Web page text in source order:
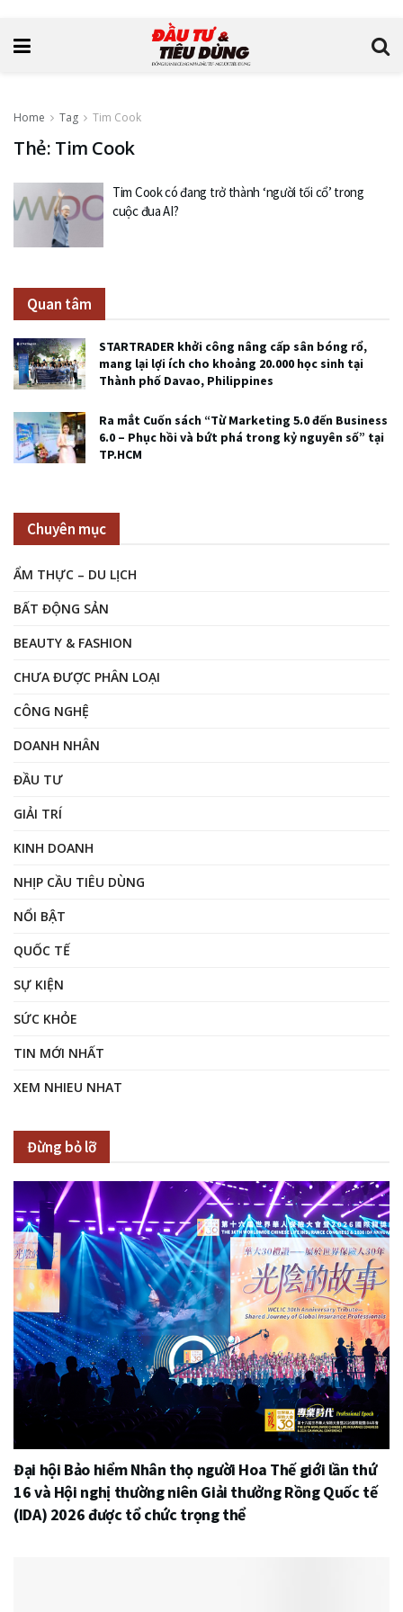
Home Tag Tim Cook
Thẻ: Tim Cook
Tim Cook có đang trở thành ‘người tối cổ’ trong
cuộc đua AI?
Quan tâm
STARTRADER khởi công nâng cấp sân bóng rổ,
mang lại lợi ích cho khoảng 20.000 học sinh tại
Thành phố Davao, Philippines
Ra mắt Cuốn sách “Từ Marketing 5.0 đến Business
6.0 – Phục hồi và bứt phá trong kỷ nguyên số” tại
TP.HCM
Chuyên mục
ẨM THỰC – DU LỊCH
BẤT ĐỘNG SẢN
BEAUTY & FASHION
CHƯA ĐƯỢC PHÂN LOẠI
CÔNG NGHỆ
DOANH NHÂN
ĐẦU TƯ
GIẢI TRÍ
KINH DOANH
NHỊP CẦU TIÊU DÙNG
NỔI BẬT
QUỐC TẾ
SỰ KIỆN
SỨC KHỎE
TIN MỚI NHẤT
XEM NHIEU NHAT
Đừng bỏ lỡ
Đại hội Bảo hiểm Nhân thọ người Hoa Thế giới lần thứ
16 và Hội nghị thường niên Giải thưởng Rồng Quốc tế
(IDA) 2026 được tổ chức trọng thể